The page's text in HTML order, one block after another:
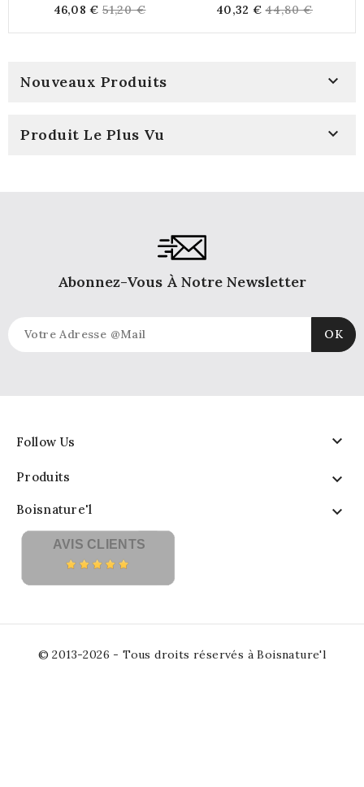
Bohème Et Lumineux Pour
Séparation De Pièce Isoler
46,08 € Regular
price
51,20 €
Blanc Crème, Style
Campagne
40,32 € Regular
price
44,80 €
Nouveaux Produits 
Produit Le Plus Vu 
Abonnez-Vous À Notre Newsletter
Follow Us 
Produits 
Boisnature'l 
AVIS CLIENTS
© 2013-2026 - Tous droits réservés à Boisnature'l